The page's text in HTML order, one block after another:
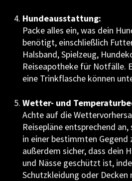
Hundeausstattung:
Packe alles ein, was dein
benötigt, einschließlich
Halsband, Spielzeug,
Reiseapotheke für Notfälle.
eine Trinkflasche können
Wetter- und
Achte auf die
Reisepläne entsprechend
in einer bestimmten Gegend
außerdem sicher, dass dein
und Nässe geschützt ist,
Schutzkleidung oder